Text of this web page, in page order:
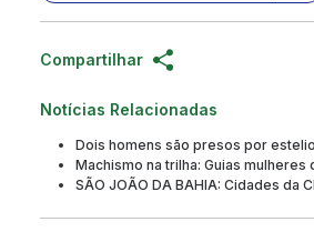
Compartilhar
Notícias Relacionadas
Dois homens são presos por
Machismo na trilha: Guias
SÃO JOÃO DA BAHIA: Cidades da